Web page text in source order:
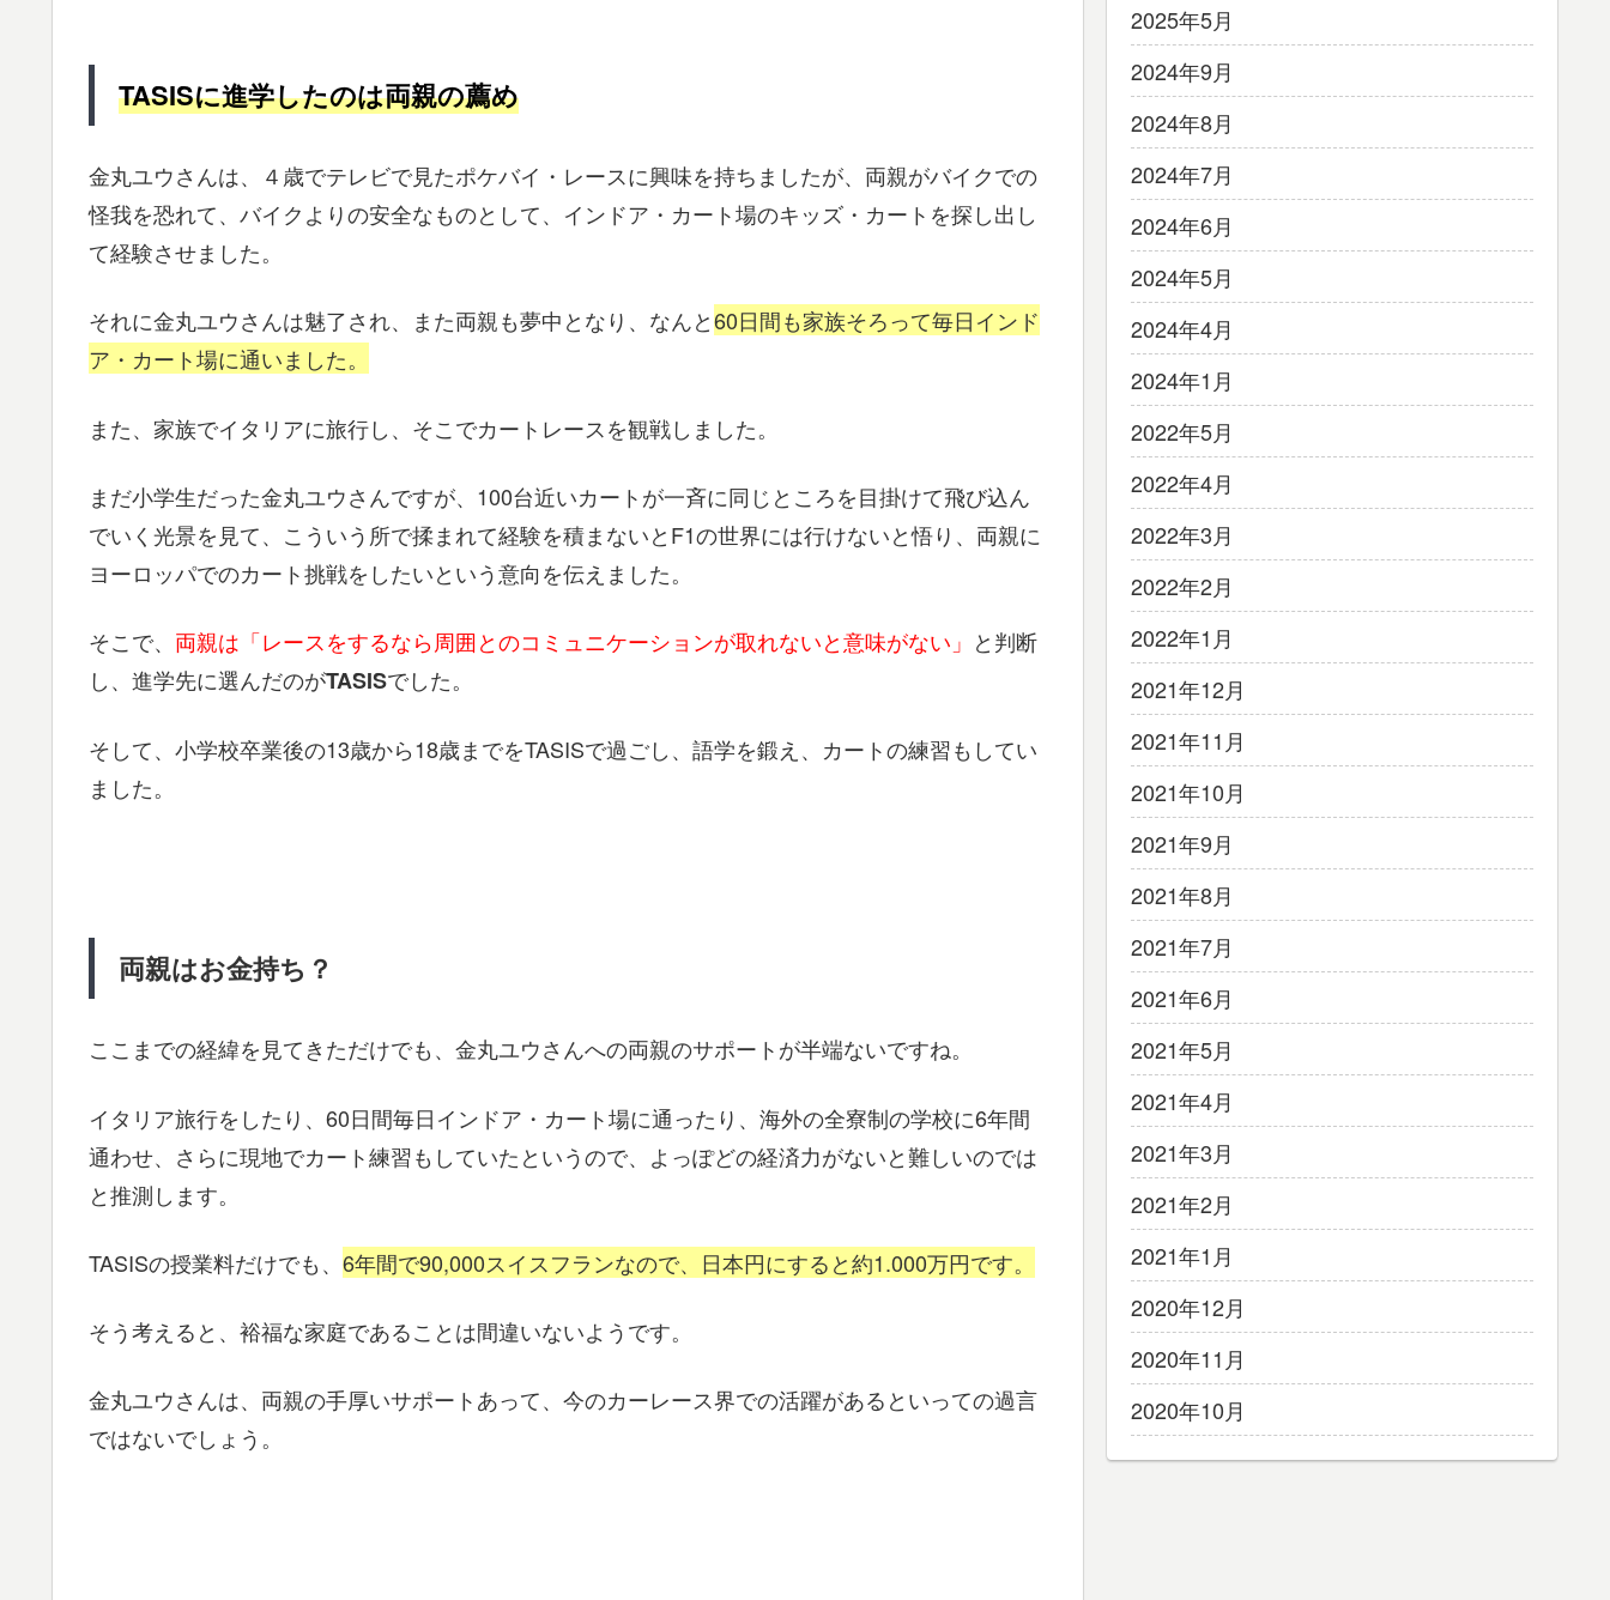
TASISに進学したのは両親の薦め
金丸ユウさんは、４歳でテレビで見たポケバイ・レースに興味を持ちましたが、両親がバイクでの
怪我を恐れて、バイクよりの安全なものとして、インドア・カート場のキッズ・カートを探し出し
て経験させました。
それに金丸ユウさんは魅了され、また両親も夢中となり、なんと60日間も家族そろって毎日インド
ア・カート場に通いました。
また、家族でイタリアに旅行し、そこでカートレースを観戦しました。
まだ小学生だった金丸ユウさんですが、100台近いカートが一斉に同じところを目掛けて飛び込ん
でいく光景を見て、こういう所で揉まれて経験を積まないとF1の世界には行けないと悟り、両親に
ヨーロッパでのカート挑戦をしたいという意向を伝えました。
そこで、 両親は「レースをするなら周囲とのコミュニケーションが取れないと意味がない」 と判断
し、進学先に選んだのがTASISでした。
そして、小学校卒業後の13歳から18歳までをTASISで過ごし、語学を鍛え、カートの練習もしてい
ました。
両親はお金持ち？
ここまでの経緯を見てきただけでも、金丸ユウさんへの両親のサポートが半端ないですね。
イタリア旅行をしたり、60日間毎日インドア・カート場に通ったり、海外の全寮制の学校に6年間
通わせ、さらに現地でカート練習もしていたというので、よっぽどの経済力がないと難しいのでは
と推測します。
TASISの授業料だけでも、 6年間で90,000スイスフランなので、日本円にすると約1.000万円です。
そう考えると、裕福な家庭であることは間違いないようです。
金丸ユウさんは、両親の手厚いサポートあって、今のカーレース界での活躍があるといっての過言
ではないでしょう。
2025年5月
2024年9月
2024年8月
2024年7月
2024年6月
2024年5月
2024年4月
2024年1月
2022年5月
2022年4月
2022年3月
2022年2月
2022年1月
2021年12月
2021年11月
2021年10月
2021年9月
2021年8月
2021年7月
2021年6月
2021年5月
2021年4月
2021年3月
2021年2月
2021年1月
2020年12月
2020年11月
2020年10月